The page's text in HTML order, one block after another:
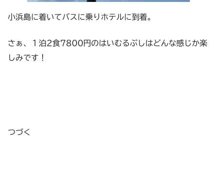
小浜島に着いてバスに乗りホテルに到着。
さぁ、１泊2食7800円のはいむるぶしはどんな感じか楽
しみです！
つづく